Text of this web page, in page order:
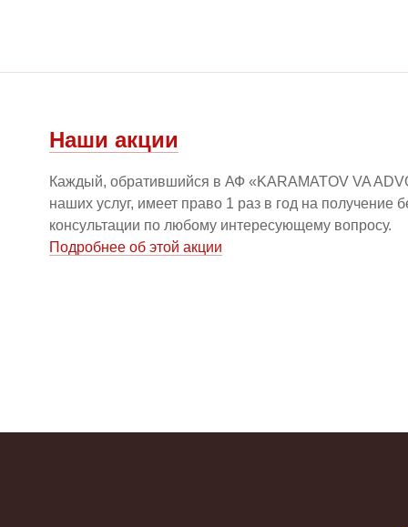
Наши акции
Каждый, обратившийся в АФ «KARAMATOV VA
наших услуг, имеет право 1 раз в год на получение
консультации по любому интересующему вопросу.
Подробнее об этой акции